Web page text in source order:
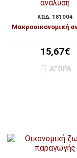
ΚΩΔ. 181004
Μακροοικονομική
15,67€
ΑΓΟΡΆ